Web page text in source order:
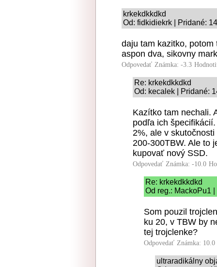
krkekdkkdkd
Od: fidkidiekrk | Pridané:
daju tam kazitko,
aspon dva, sikovny
Odpovedať Známka: -3.3
Re: krkekdkkdkd
Od: kecalek | Pridané:
Kazítko tam nechali.
podľa ich
2%, ale v
200-300TBW. Ale to
kupovať nový SSD.
Odpovedať Známka: -10.0
Re: krkekdkkdkd
Od reg.: MackoPu1
Som pouzil
ku 20, v TBW by
tej trojclenke?
Odpovedať Známka: 10.0
ultraradikálny